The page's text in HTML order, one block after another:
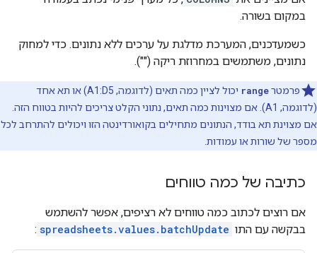
במקום בשורה.
כשמעדכנים, המערכת מדלגת על ערכים ללא נתונים. כדי למחוק
נתונים, משתמשים במחרוזת ריקה ("").
פרמטרrange
יכול לציין כמה תאים (לדוגמה, A1:D5) או תא אחד
(לדוגמה, A1). אם מצוינות כמה תאים, נתוני הקלט צריכים להיות בטווח הזה.
אם מצוינת תא בודד, הנתונים מתחילים בקואורדינטה הזו ויכולים להתרחב לכל
מספר של שורות או עמודות.
כתיבה של כמה טווחים
אם רוצים לכתוב כמה טווחים לא רציפים, אפשר להשתמש
בבקשה עם התו spreadsheets.values.batchUpdate
: